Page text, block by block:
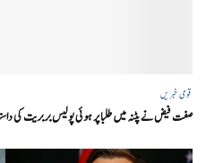
قومی خبریں
صفت فیض نے پٹنہ میں طلبا پر ہوئی پولیس بربریت کی